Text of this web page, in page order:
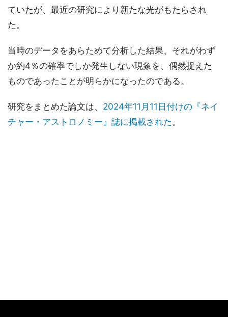
ていたが、最近の研究により新たな光がもたらされ
た。
当時のデータをあらためて分析した結果、それがわず
か約4％の確率でしか発生しない現象を、偶然捉えた
ものであったことが明らかになったのである。
研究をまとめた論文は、 2024年11月11日付けの『ネイ
チャー・アストロノミー』誌に掲載された。